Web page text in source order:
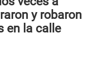
y robaron
en la calle